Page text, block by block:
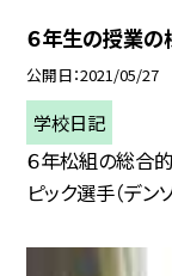
６年生の授業の
公開日 2021/05/27
学校日記
６年松組の総合
ピック選手（デ